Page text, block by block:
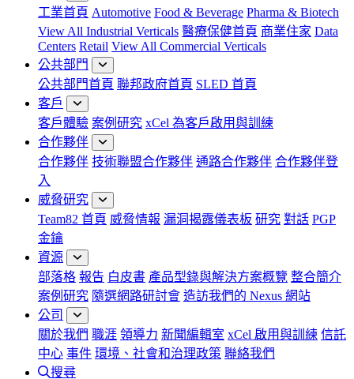
工業首頁 Automotive Food & Beverage Pharma & Biotech
View All Industrial Verticals 醫療保健首頁 商業住家 Data
Centers Retail View All Commercial Verticals
公共部門
公共部門首頁 聯邦政府首頁 SLED 首頁
客戶
客戶體驗 案例研究 xCel 為客戶啟用與訓練
合作夥伴
合作夥伴 技術聯盟合作夥伴 通路合作夥伴 合作夥伴登
入
威脅研究
Team82 首頁 威脅情報 漏洞揭露儀表板 研究 對話 PGP
金鑰
資源
部落格 報告 白皮書 產品型錄與解決方案概覽 整合簡介
案例研究 隨選網路研討會 造訪我們的 Nexus 網站
公司
關於我們 職涯 領導力 新聞編輯室 xCel 啟用與訓練 信託
中心 事件 環境、社會和治理政策 聯絡我們
搜尋